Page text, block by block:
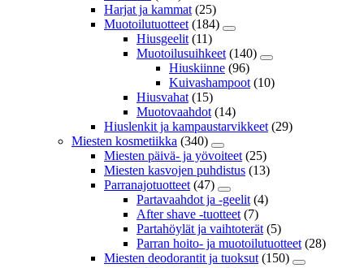
Harjat ja kammat (25)
Muotoilutuotteet (184)
Hiusgeelit (11)
Muotoilusuihkeet (140)
Hiuskiinne (96)
Kuivashampoot (10)
Hiusvahat (15)
Muotovaahdot (14)
Hiuslenkit ja kampaustarvikkeet (29)
Miesten kosmetiikka (340)
Miesten päivä- ja yövoiteet (25)
Miesten kasvojen puhdistus (13)
Parranajotuotteet (47)
Partavaahdot ja -geelit (4)
After shave -tuotteet (7)
Partahöylät ja vaihtoterät (5)
Parran hoito- ja muotoilutuotteet (28)
Miesten deodorantit ja tuoksut (150)